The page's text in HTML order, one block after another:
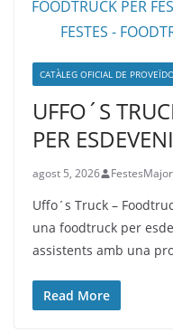
CATÀLEG OFICIAL DE
UFFO´S
PER
agost 5, 2026
Uffo´s Truck –
una foodtruck per
assistents amb una
Read More